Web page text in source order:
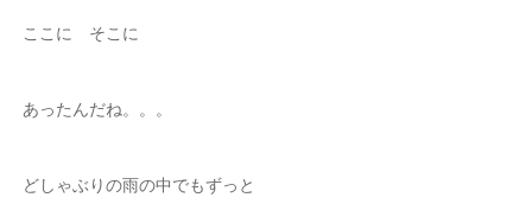
ここに そこに
あったんだね。。。
どしゃぶりの雨の中でもずっと